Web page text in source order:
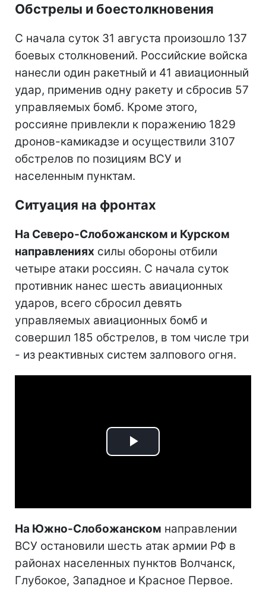
Обстрелы и боестолкновения
С начала суток 31 августа произошло 137
боевых столкновений. Российские войска
нанесли один ракетный и 41 авиационный
удар, применив одну ракету и сбросив 57
управляемых бомб. Кроме этого,
россияне привлекли к поражению 1829
дронов-камикадзе и осуществили 3107
обстрелов по позициям ВСУ и
населенным пунктам.
Ситуация на фронтах
На Северо-Слобожанском и Курском
направлениях силы обороны отбили
четыре атаки россиян. С начала суток
противник нанес шесть авиационных
ударов, всего сбросил девять
управляемых авиационных бомб и
совершил 185 обстрелов, в том числе три
- из реактивных систем залпового огня.
Play
На Южно-Слобожанском направлении
ВСУ остановили шесть атак армии РФ в
районах населенных пунктов Волчанск,
Глубокое, Западное и Красное Первое.